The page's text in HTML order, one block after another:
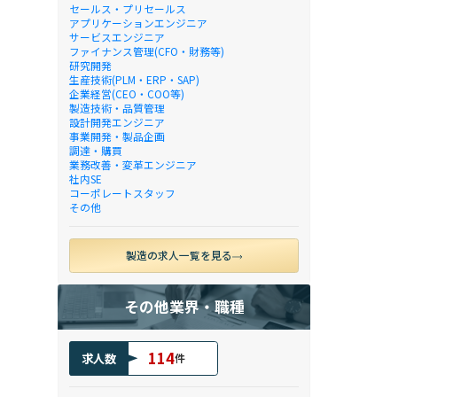
セールス・プリセールス
アプリケーションエンジニア
サービスエンジニア
ファイナンス管理(CFO・財務等)
研究開発
生産技術(PLM・ERP・SAP)
企業経営(CEO・COO等)
製造技術・品質管理
設計開発エンジニア
事業開発・製品企画
調達・購買
業務改善・変革エンジニア
社内SE
コーポレートスタッフ
その他
製造の求人一覧を見る
その他業界・職種
求人数 114件